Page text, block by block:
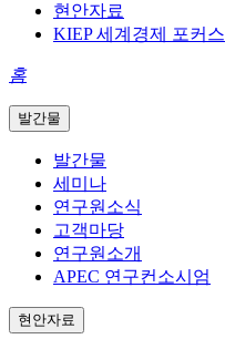
현안자료
KIEP 세계경제 포커스
홈
발간물
발간물
세미나
연구원소식
고객마당
연구원소개
APEC 연구컨소시엄
현안자료